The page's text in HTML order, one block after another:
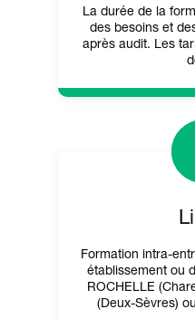
La durée de la
des besoins et
après audit. Les
Formation intra-
établissement ou
ROCHELLE
(Deux-Sèvres)